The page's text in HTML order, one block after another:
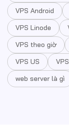
VPS Android
VPS Linode
VPS theo giờ
VPS US
web server là gì